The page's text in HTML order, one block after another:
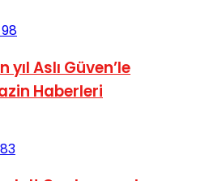
98
yıl Aslı Güven’le
Haberleri
83